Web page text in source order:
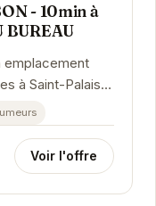
- 10min à
BUREAU
emplacement
à Saint-Palais-
et de la...
Voir l'offre